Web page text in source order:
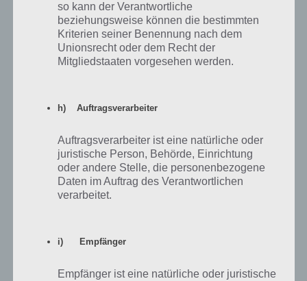
so kann der Verantwortliche
beziehungsweise können die bestimmten
Kriterien seiner Benennung nach dem
Unionsrecht oder dem Recht der
Mitgliedstaaten vorgesehen werden.
h) Auftragsverarbeiter
Auftragsverarbeiter ist eine natürliche oder
juristische Person, Behörde, Einrichtung
oder andere Stelle, die personenbezogene
Daten im Auftrag des Verantwortlichen
verarbeitet.
i) Empfänger
Empfänger ist eine natürliche oder juristische